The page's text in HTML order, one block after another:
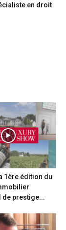
en droit
1ère édition du
de prestige...